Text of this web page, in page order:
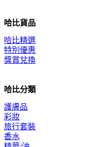
哈比貨品
哈比精選
特別優惠
獎賞兌換
哈比分類
護膚品
彩妝
旅行套裝
香水